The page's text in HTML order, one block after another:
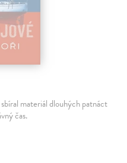
materiál dlouhých patnáct
čas.